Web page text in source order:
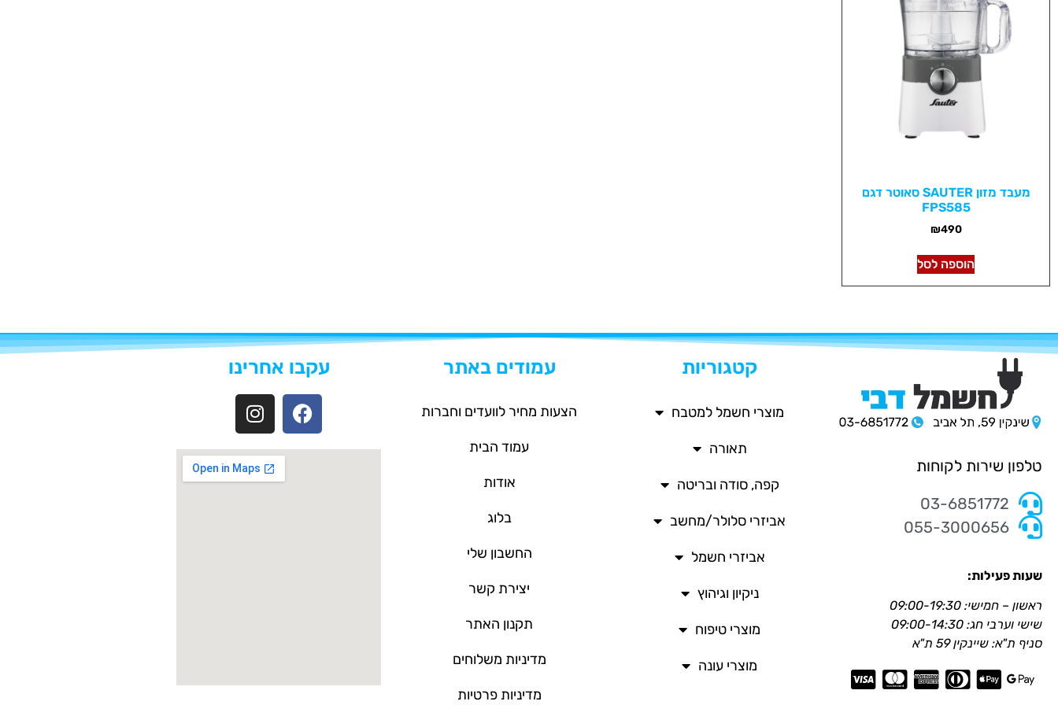
מעבד מזון SAUTER סאוטר דגם
FPS585
₪490
הוספה לסל
טלפון שירות לקוחות
03-6851772
055-3000656
שעות פעילות:
ראשון – חמישי: 09:00-19:30
שישי וערבי חג: 09:00-14:30
סניף ת"א: שיינקין 59 ת"א
קטגוריות
מוצרי חשמל למטבח
תאורה
קפה, סודה ובריטה
אביזרי סלולר/מחשב
אביזרי חשמל
ניקיון וגיהוץ
מוצרי טיפוח
מוצרי עונה
עמודים באתר
הצעות מחיר לוועדים וחברות
עמוד הבית
אודות
בלוג
החשבון שלי
יצירת קשר
תקנון האתר
מדיניות משלוחים
מדיניות פרטיות
עקבו אחרינו